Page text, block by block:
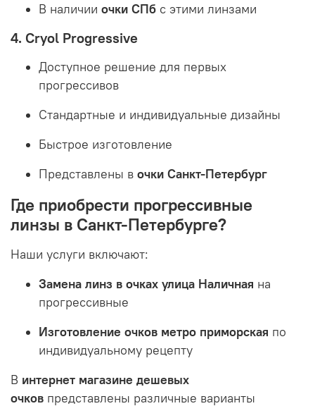
В наличии очки СПб с этими линзами
4. Cryol Progressive
Доступное решение для первых
прогрессивов
Стандартные и индивидуальные дизайны
Быстрое изготовление
Представлены в очки Санкт-Петербург
Где приобрести прогрессивные
линзы в Санкт-Петербурге?
Наши услуги включают:
Замена линз в очках улица Наличная на
прогрессивные
Изготовление очков метро приморская по
индивидуальному рецепту
В интернет магазине дешевых
очков представлены различные варианты